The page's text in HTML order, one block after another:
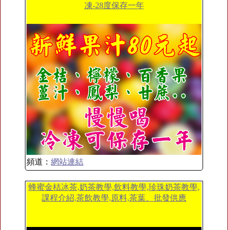
凍-28度保存一年
頻道： 網站連結
蜂蜜金桔冰茶,奶茶教學,飲料教學,珍珠奶茶教學,
課程介紹,茶飲教學,原料,茶葉、批發供應